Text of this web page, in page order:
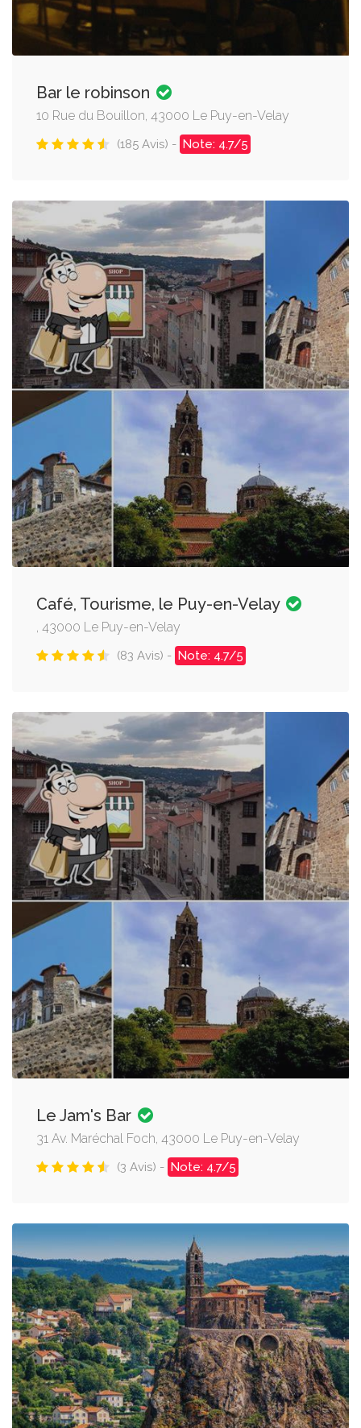
Bar le robinson
10 Rue du Bouillon, 43000 Le Puy-en-Velay
(185 Avis) - Note: 4.7/5
Café, Tourisme, le Puy-en-Velay
, 43000 Le Puy-en-Velay
(83 Avis) - Note: 4.7/5
Le Jam's Bar
31 Av. Maréchal Foch, 43000 Le Puy-en-Velay
(3 Avis) - Note: 4.7/5